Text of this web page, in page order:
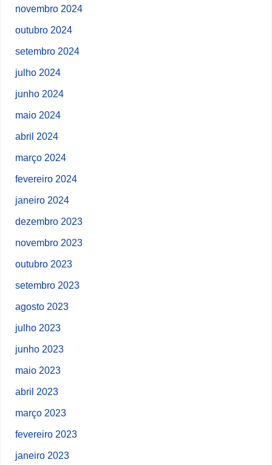
novembro 2024
outubro 2024
setembro 2024
julho 2024
junho 2024
maio 2024
abril 2024
março 2024
fevereiro 2024
janeiro 2024
dezembro 2023
novembro 2023
outubro 2023
setembro 2023
agosto 2023
julho 2023
junho 2023
maio 2023
abril 2023
março 2023
fevereiro 2023
janeiro 2023